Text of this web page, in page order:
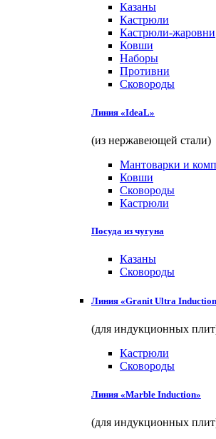
Казаны
Кастрюли
Кастрюли-жаровни
Ковши
Наборы
Противни
Сковороды
Линия «IdeaL»
(из нержавеющей стали)
Мантоварки и
Ковши
Сковороды
Кастрюли
Посуда из чугуна
Казаны
Сковороды
Линия «Granit Ultra
(для индукционных
Кастрюли
Сковороды
Линия «Marble Induction»
(для индукционных